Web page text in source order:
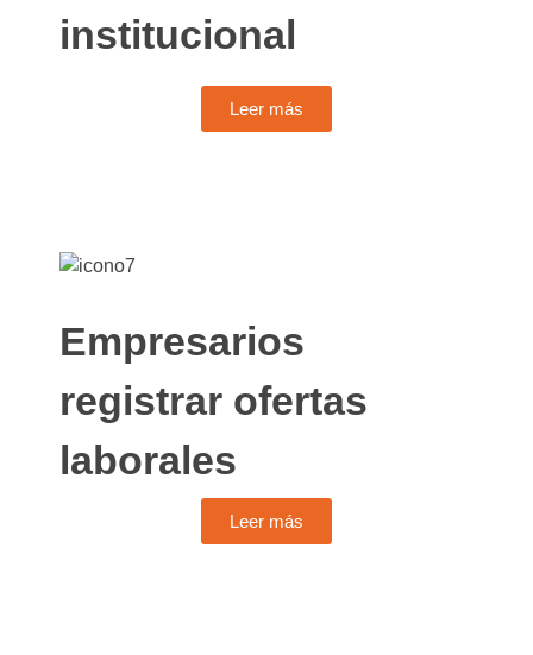
institucional
Leer más
Empresarios
registrar ofertas
laborales
Leer más